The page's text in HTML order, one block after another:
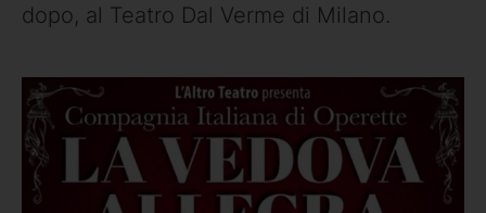
dopo, al Teatro Dal Verme di Milano.